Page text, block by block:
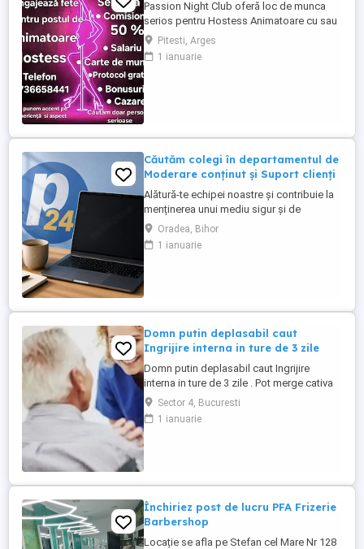
Passion Night Club oferă loc de munca
serios pentru Hostess Animatoare cu sau
fără experiență. Nu punem accent pe
aspecul fizic !! Dacă ai peste 18 ani, ești o
fire deschisă, sociabilă și fără inhibiții te
Pitesti, Arges
1 ianuarie
Căutăm colegi în departamentul de
Moderare conținut și Suport clienți
Alătură-te echipei noastre și contribuie la
menținerea unui mediu sigur și de
încredere pe platformele noastre de
anunțuri din România, Germania și
Ungaria. În funcție de experiența și
Oradea, Bihor
1 ianuarie
Domn putin deplasabil caut
Ingrijire interna in ture de 3 zile
Domn putin deplasabil caut Ingrijire
interna in ture de 3 zile . Pot merge cativa
pasi doar ajutat. Poti castiga in 15 zile , 53
milioane + prime. Ridicat din pat, pus pe
scaunul cu rotile , de mers unde este
Sector 4, Bucuresti
1 ianuarie
Închiriez post de lucru PFA Frizerie
Barbershop
Locație se afla pe Stefan cel Mare Nr 128